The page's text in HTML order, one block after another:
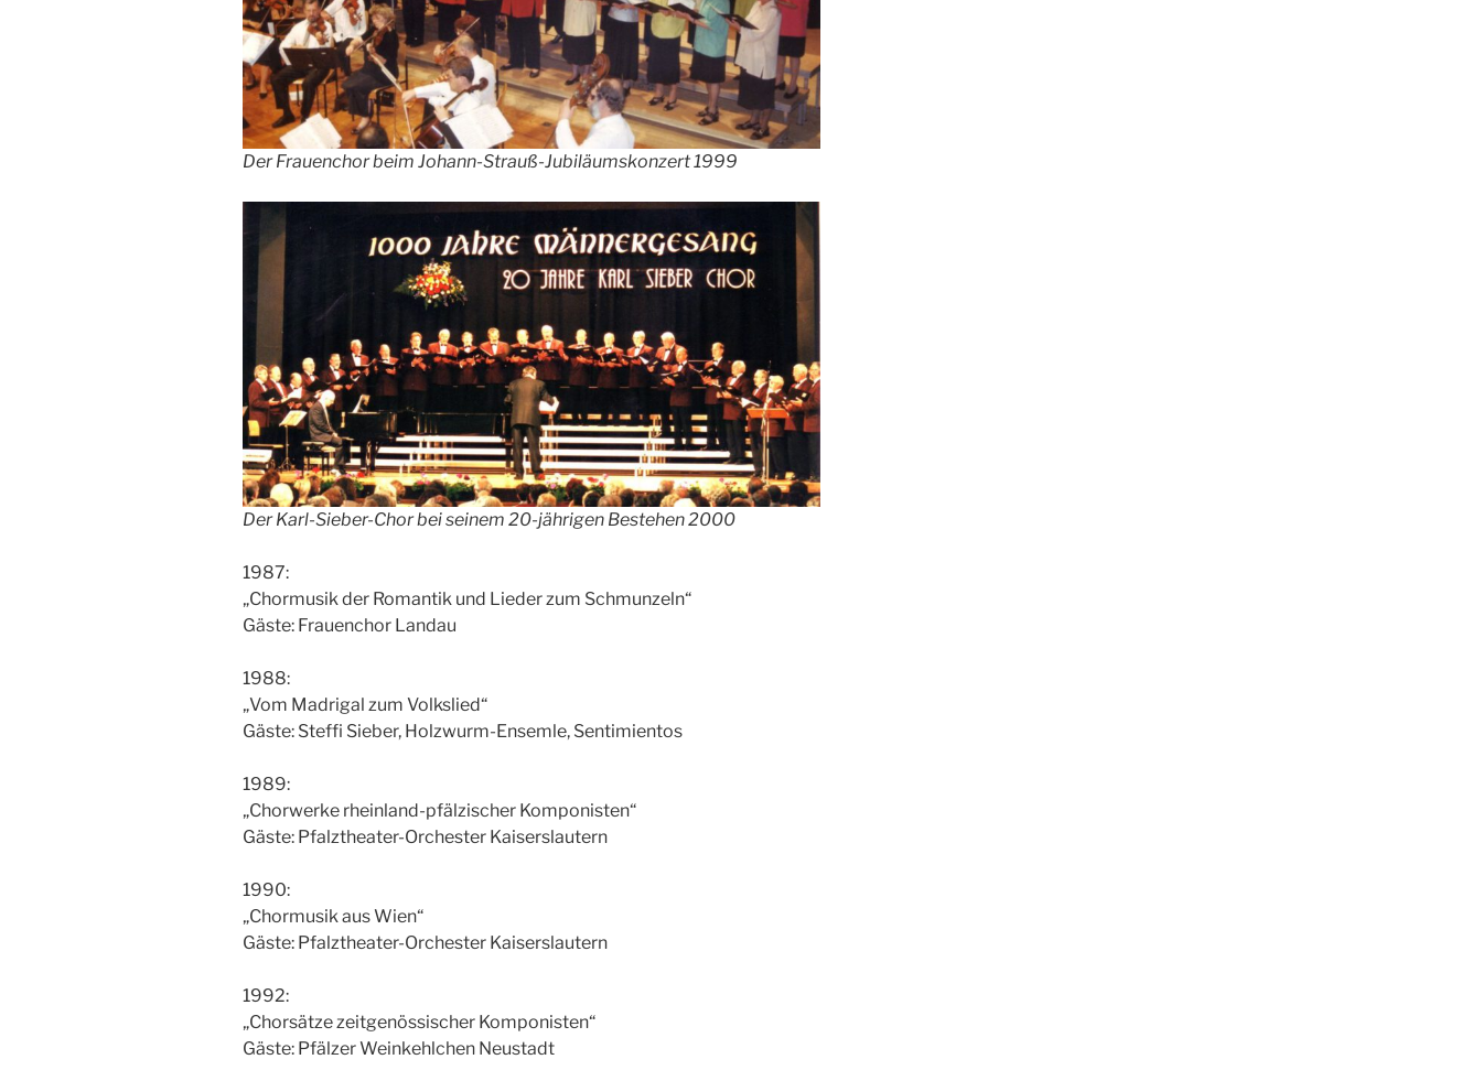
Der Frauenchor beim Johann-Strauß-Jubiläumskonzert 1999
Der Karl-Sieber-Chor bei seinem 20-jährigen Bestehen 2000
1987:
„Chormusik der Romantik und Lieder zum Schmunzeln“
Gäste: Frauenchor Landau
1988:
„Vom Madrigal zum Volkslied“
Gäste: Steffi Sieber, Holzwurm-Ensemle, Sentimientos
1989:
„Chorwerke rheinland-pfälzischer Komponisten“
Gäste: Pfalztheater-Orchester Kaiserslautern
1990:
„Chormusik aus Wien“
Gäste: Pfalztheater-Orchester Kaiserslautern
1992:
„Chorsätze zeitgenössischer Komponisten“
Gäste: Pfälzer Weinkehlchen Neustadt